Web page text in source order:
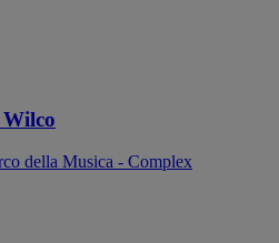
della Musica - Complex